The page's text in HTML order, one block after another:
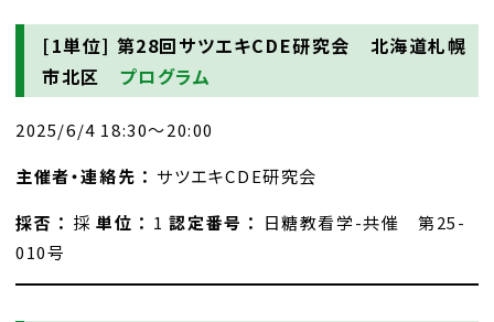
[1単位] 第28回サツエキCDE研究会 北海道札幌
市北区 プログラム
2025/6/4 18:30～20:00
主催者・連絡先 ： サツエキCDE研究会
採否 ： 採単位 ： 1認定番号 ： 日糖教看学-共催 第25-
010号